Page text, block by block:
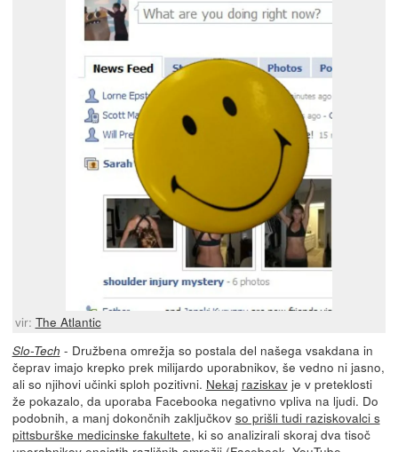
vir: The Atlantic
Slo-Tech - Družbena omrežja so postala del našega vsakdana in
čeprav imajo krepko prek milijardo uporabnikov, še vedno ni jasno,
ali so njihovi učinki sploh pozitivni. Nekaj raziskavje v preteklosti
že pokazalo, da uporaba Facebooka negativno vpliva na ljudi. Do
podobnih, a manj dokončnih zaključkov so prišli tudi raziskovalci s
pittsburške medicinske fakultete, ki so analizirali skoraj dva tisoč